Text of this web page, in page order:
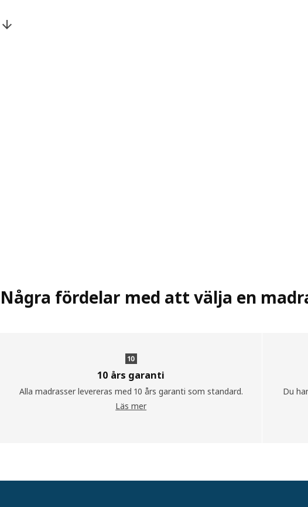
Några fördelar med att välja en
10 års garanti
Alla madrasser levereras med 10 års garanti som standard.
Läs mer
Du